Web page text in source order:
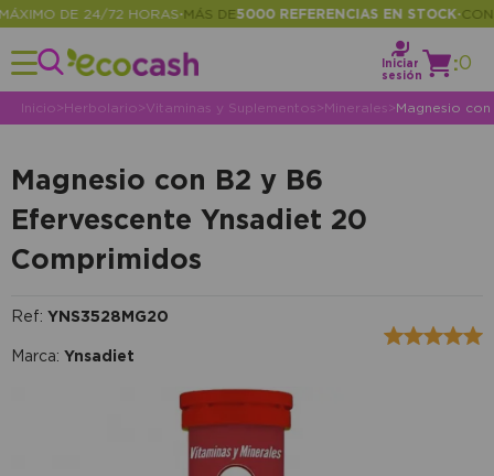
DE 24/72 HORAS•MÁS DE 5000 REFERENCIAS EN STOCK•
Iniciar
sesión
:0
Inicio>Herbolario>Vitaminas y Suplementos >Minerales >Magnesio
Magnesio con B2 y B6
Efervescente Ynsadiet 20
Comprimidos
Ref: YNS3528MG20
Marca: Ynsadiet